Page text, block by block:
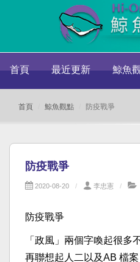
首頁 最近更新 鯨魚
首頁 鯨魚觀點 防疫戰爭
防疫戰爭
2020-08-20 李忠憲
防疫戰爭
「政風」兩個字喚起很多
再聯想起人二以及AB 檔